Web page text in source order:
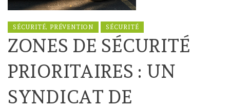
SÉCURITÉ, PRÉVENTION SÉCURITÉ
ZONES DE SÉCURITÉ
PRIORITAIRES : UN
SYNDICAT DE